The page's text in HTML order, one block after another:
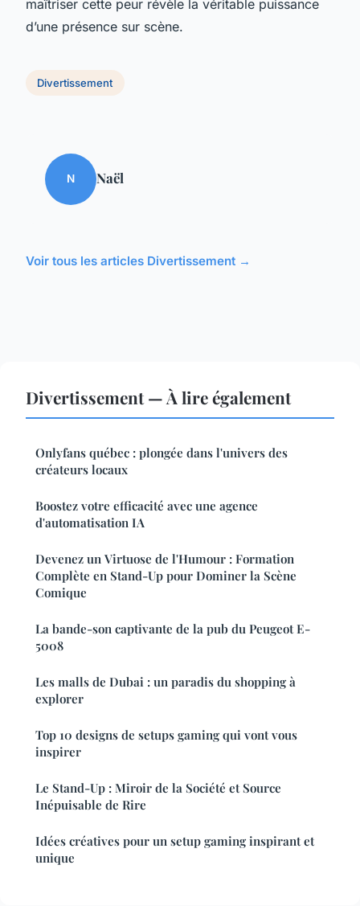
maîtriser cette peur révèle la véritable puissance
d’une présence sur scène.
Divertissement
N Naël
Voir tous les articles Divertissement →
Divertissement — À lire également
Onlyfans québec : plongée dans l'univers des
créateurs locaux
Boostez votre efficacité avec une agence
d'automatisation IA
Devenez un Virtuose de l'Humour : Formation
Complète en Stand-Up pour Dominer la Scène
Comique
La bande-son captivante de la pub du Peugeot E-
5008
Les malls de Dubai : un paradis du shopping à
explorer
Top 10 designs de setups gaming qui vont vous
inspirer
Le Stand-Up : Miroir de la Société et Source
Inépuisable de Rire
Idées créatives pour un setup gaming inspirant et
unique